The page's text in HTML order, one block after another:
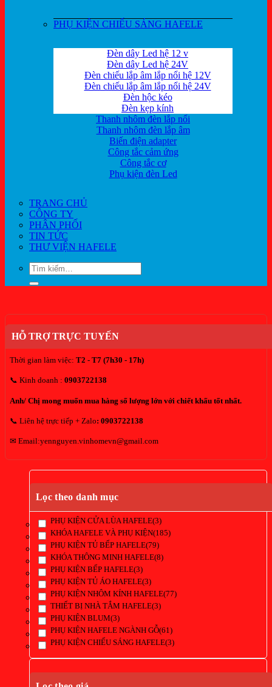
PHỤ KIỆN CHIẾU SÁNG HAFELE
Đèn dây Led hệ 12 v
Đèn dây Led hệ 24V
Đèn chiếu lắp âm lắp nổi hệ 12V
Đèn chiếu lắp âm lắp nổi hệ 24V
Đèn hộc kéo
Đèn kẹp kính
Thanh nhôm đèn lắp nổi
Thanh nhôm đèn lắp âm
Biến điện adapter
Công tắc cảm ứng
Công tắc cơ
Phụ kiện đèn Led
TRANG CHỦ
CÔNG TY
PHÂN PHỐI
TIN TỨC
THƯ VIỆN HAFELE
Tìm
kiếm:
HỖ TRỢ TRỰC TUYẾN
Thời gian làm việc: T2 - T7 (7h30 - 17h)
📞 Kinh doanh : 0903722138
Anh/ Chị mong muốn mua hàng số lượng lớn với chiết khấu tốt nhất.
📞 Liên hệ trực tiếp + Zalo: 0903722138
✉ Email:yennguyen.vinhomevn@gmail.com
Lọc theo danh mục
PHỤ KIỆN CỬA LÙA HAFELE(3)
KHÓA HAFELE VÀ PHỤ KIỆN(185)
PHỤ KIỆN TỦ BẾP HAFELE(79)
KHÓA THÔNG MINH HAFELE(8)
PHỤ KIỆN BẾP HAFELE(3)
PHỤ KIỆN TỦ ÁO HAFELE(3)
PHỤ KIỆN NHÔM KÍNH HAFELE(77)
THIẾT BỊ NHÀ TẮM HAFELE(3)
PHỤ KIỆN BLUM(3)
PHỤ KIỆN HAFELE NGÀNH GỖ(61)
PHỤ KIỆN CHIẾU SÁNG HAFELE(3)